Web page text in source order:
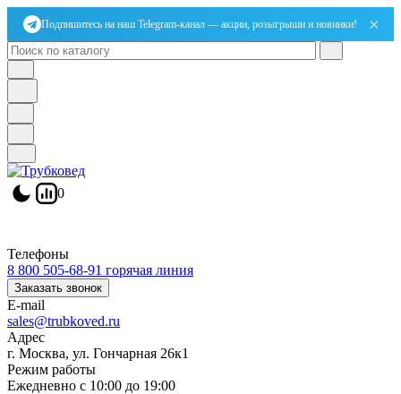
Подпишитесь на наш Telegram-канал — акции, розыгрыши и новинки! ×
0
Телефоны
8 800 505-68-91 горячая линия
Заказать звонок
E-mail
sales@trubkoved.ru
Адрес
г. Москва, ул. Гончарная 26к1
Режим работы
Ежедневно с 10:00 до 19:00